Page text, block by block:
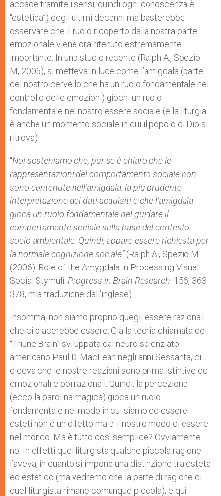
accade tramite i sensi, quindi ogni conoscenza è
“estetica”) degli ultimi decenni ma basterebbe
osservare che il ruolo ricoperto dalla nostra parte
emozionale viene ora ritenuto estremamente
importante. In uno studio recente (Ralph A., Spezio
M, 2006), si metteva in luce come l’amigdala (parte
del nostro cervello che ha un ruolo fondamentale nel
controllo delle emozioni) giochi un ruolo
fondamentale nel nostro essere sociale (e la liturgia
è anche un momento sociale in cui il popolo di Dio si
ritrova):
“Noi sosteniamo che, pur se è chiaro che le
rappresentazioni del comportamento sociale non
sono contenute nell’amigdala, la più prudente
interpretazione dei dati acquisiti è che l’amigdala
gioca un ruolo fondamentale nel guidare il
comportamento sociale sulla base del contesto
socio ambientale. Quindi, appare essere richiesta per
la normale cognizione sociale”(Ralph A., Spezio M.
(2006). Role of the Amygdala in Processing Visual
Social Stymuli. Progress in Brain Research . 156, 363-
378, mia traduzione dall’inglese).
Insomma, non siamo proprio quegli essere razionali
che ci piacerebbe essere. Già la teoria chiamata del
“Triune Brain” sviluppata dal neuro scienziato
americano Paul D. MacLean negli anni Sessanta, ci
diceva che le nostre reazioni sono prima istintive ed
emozionali e poi razionali. Quindi, la percezione
(ecco la parolina magica) gioca un ruolo
fondamentale nel modo in cui siamo ed essere
esteti non è un difetto ma è il nostro modo di essere
nel mondo. Ma è tutto così semplice? Ovviamente
no. In effetti quel liturgista qualche piccola ragione
l’aveva, in quanto si impone una distinzione tra esteta
ed estetico (ma vedremo che la parte di ragione di
quel liturgista rimane comunque piccola); e qui